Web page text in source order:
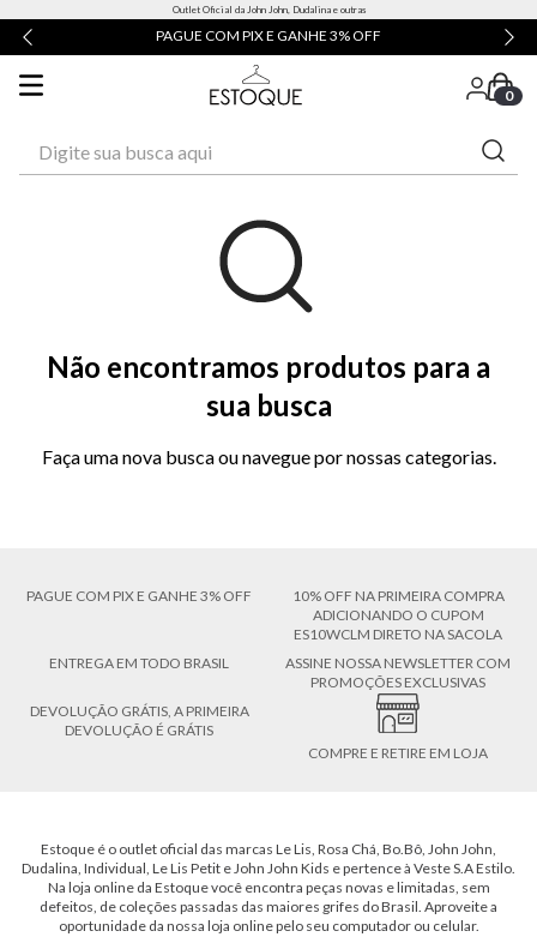
Outlet Oficial da John John, Dudalina e outras
PAGUE COM PIX E GANHE 3% OFF
0
Não encontramos produtos para a
sua busca
Faça uma nova busca ou navegue por nossas categorias.
PAGUE COM PIX E GANHE 3% OFF
10% OFF NA PRIMEIRA COMPRA
ADICIONANDO O CUPOM
ES10WCLM DIRETO NA SACOLA
ENTREGA EM TODO BRASIL
ASSINE NOSSA NEWSLETTER COM
PROMOÇÕES EXCLUSIVAS
DEVOLUÇÃO GRÁTIS, A PRIMEIRA
DEVOLUÇÃO É GRÁTIS
COMPRE E RETIRE EM LOJA
Estoque é o outlet oficial das marcas Le Lis, Rosa Chá, Bo.Bô, John John,
Dudalina, Individual, Le Lis Petit e John John Kids e pertence à Veste S.A Estilo.
Na loja online da Estoque você encontra peças novas e limitadas, sem
defeitos, de coleções passadas das maiores grifes do Brasil. Aproveite a
oportunidade da nossa loja online pelo seu computador ou celular.